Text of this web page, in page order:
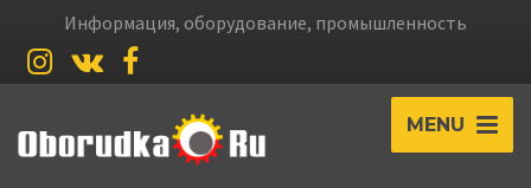
Информация, оборудование, промышленность
MENU